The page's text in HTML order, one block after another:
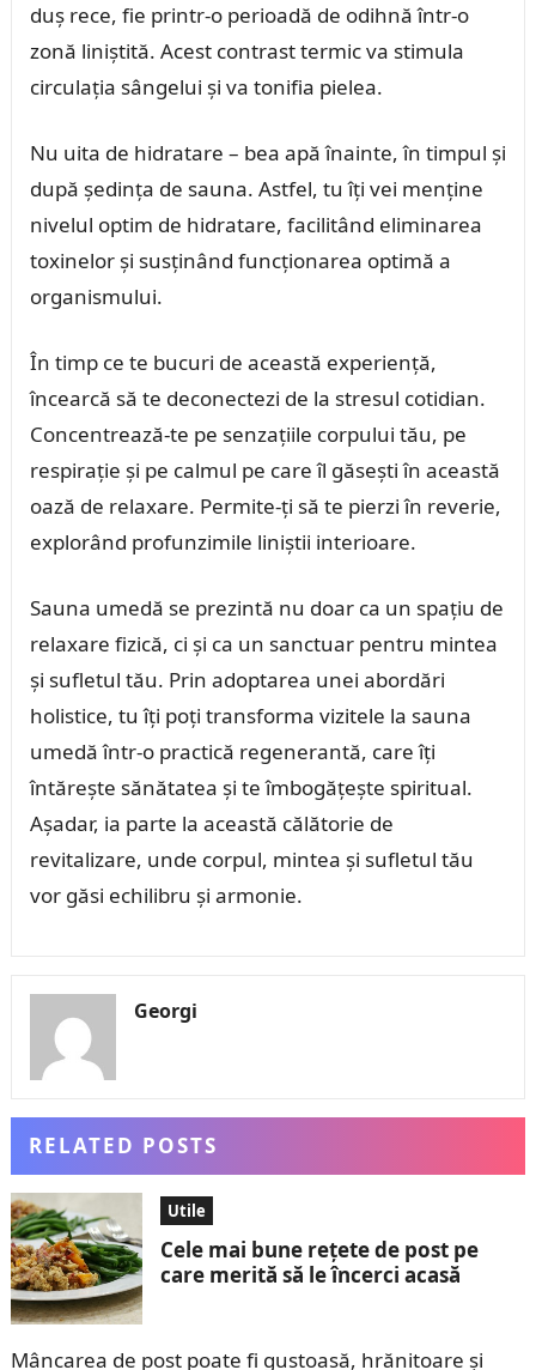
duș rece, fie printr-o perioadă de odihnă într-o
zonă liniștită. Acest contrast termic va stimula
circulația sângelui și va tonifia pielea.
Nu uita de hidratare – bea apă înainte, în timpul și
după ședința de sauna. Astfel, tu îți vei menține
nivelul optim de hidratare, facilitând eliminarea
toxinelor și susținând funcționarea optimă a
organismului.
În timp ce te bucuri de această experiență,
încearcă să te deconectezi de la stresul cotidian.
Concentrează-te pe senzațiile corpului tău, pe
respirație și pe calmul pe care îl găsești în această
oază de relaxare. Permite-ți să te pierzi în reverie,
explorând profunzimile liniștii interioare.
Sauna umedă se prezintă nu doar ca un spațiu de
relaxare fizică, ci și ca un sanctuar pentru mintea
și sufletul tău. Prin adoptarea unei abordări
holistice, tu îți poți transforma vizitele la sauna
umedă într-o practică regenerantă, care îți
întărește sănătatea și te îmbogățește spiritual.
Așadar, ia parte la această călătorie de
revitalizare, unde corpul, mintea și sufletul tău
vor găsi echilibru și armonie.
Georgi
RELATED POSTS
Utile
Cele mai bune rețete de post pe
care merită să le încerci acasă
Mâncarea de post poate fi gustoasă, hrănitoare și